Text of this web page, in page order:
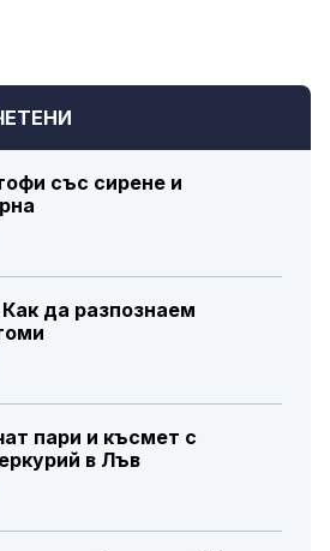
със сирене и
да разпознаем
пари и късмет с
в Лъв